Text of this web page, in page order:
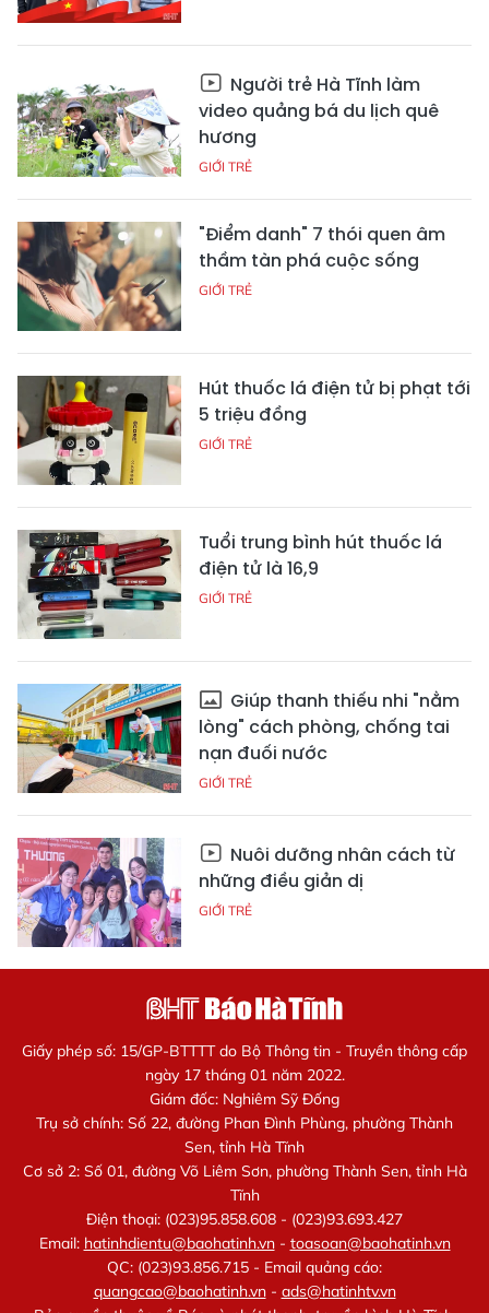
Người trẻ Hà Tĩnh làm
video quảng bá du lịch quê
hương
GIỚI TRẺ
"Điểm danh" 7 thói quen âm
thầm tàn phá cuộc sống
GIỚI TRẺ
Hút thuốc lá điện tử bị phạt tới
5 triệu đồng
GIỚI TRẺ
Tuổi trung bình hút thuốc lá
điện tử là 16,9
GIỚI TRẺ
Giúp thanh thiếu nhi "nằm
lòng" cách phòng, chống tai
nạn đuối nước
GIỚI TRẺ
Nuôi dưỡng nhân cách từ
những điều giản dị
GIỚI TRẺ
Giấy phép số: 15/GP-BTTTT do Bộ Thông tin - Truyền thông cấp
ngày 17 tháng 01 năm 2022.
Giám đốc: Nghiêm Sỹ Đống
Trụ sở chính: Số 22, đường Phan Đình Phùng, phường Thành
Sen, tỉnh Hà Tĩnh
Cơ sở 2: Số 01, đường Võ Liêm Sơn, phường Thành Sen, tỉnh Hà
Tĩnh
Điện thoại: (023)95.858.608 - (023)93.693.427
Email: hatinhdientu@baohatinh.vn- toasoan@baohatinh.vn
QC: (023)93.856.715 - Email quảng cáo:
quangcao@baohatinh.vn- ads@hatinhtv.vn